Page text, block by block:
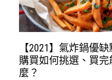
【2021】氣炸鍋優缺
購買如何挑選、買完
麼？